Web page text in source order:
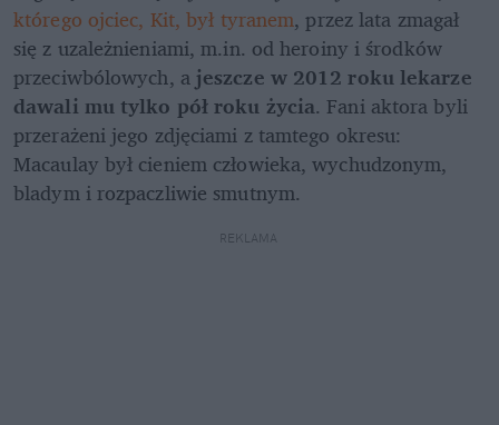
którego ojciec, Kit, był tyranem, przez lata zmagał
się z uzależnieniami, m.in. od heroiny i środków
przeciwbólowych, a jeszcze w 2012 roku lekarze
dawali mu tylko pół roku życia. Fani aktora byli
przerażeni jego zdjęciami z tamtego okresu:
Macaulay był cieniem człowieka, wychudzonym,
bladym i rozpaczliwie smutnym.
REKLAMA